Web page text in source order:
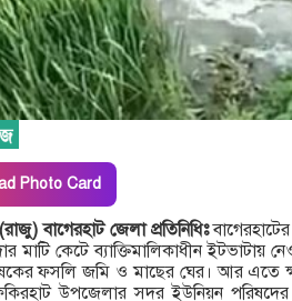
Photo Card
বাগেরহাট জেলা প্রতিনিধিঃ
মাটি কেটে ব্যাক্তিমালিকাধীন ইটভাটায়
ফসলি জমি ও মাছের ঘের। আর এতে
উপজেলার সদর ইউনিয়ন